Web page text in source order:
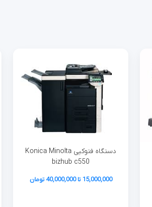
دستگاه فتوکپی Konica Minolta
bizhub c550
15,000,000 تا 40,000,000 تومان